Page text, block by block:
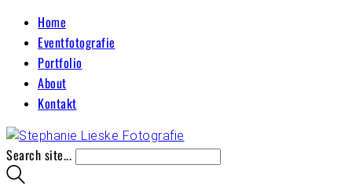
Home
Eventfotografie
Portfolio
About
Kontakt
Search site...